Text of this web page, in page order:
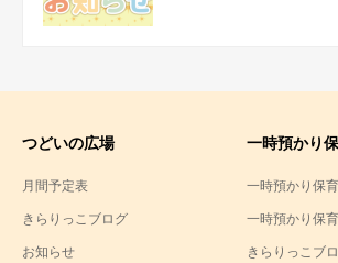
つどいの広場
月間予定表
きらりっこブログ
お知らせ
一時預かり
一時預かり保
一時預かり保
きらりっこブ